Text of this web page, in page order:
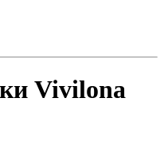
Vivilona